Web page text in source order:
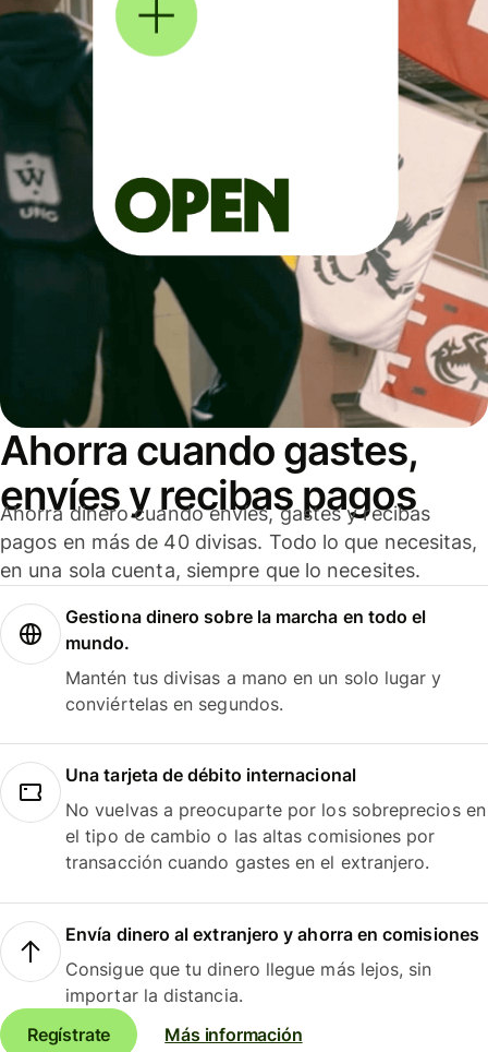
Ahorra cuando gastes,
envíes y recibas pagos
Ahorra dinero cuando envíes, gastes y recibas
pagos en más de 40 divisas. Todo lo que necesitas,
en una sola cuenta, siempre que lo necesites.
Gestiona dinero sobre la marcha en todo el
mundo.
Mantén tus divisas a mano en un solo lugar y
conviértelas en segundos.
Una tarjeta de débito internacional
No vuelvas a preocuparte por los sobreprecios en
el tipo de cambio o las altas comisiones por
transacción cuando gastes en el extranjero.
Envía dinero al extranjero y ahorra en comisiones
Consigue que tu dinero llegue más lejos, sin
importar la distancia.
Regístrate
Más información